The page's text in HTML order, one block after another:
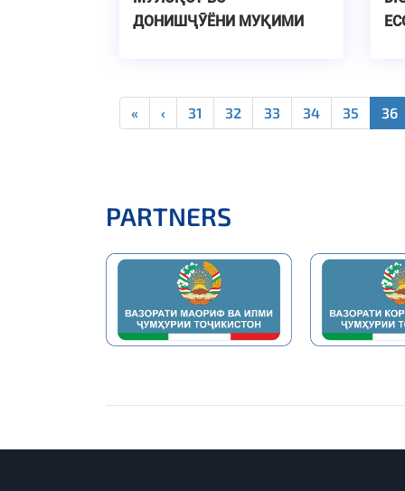
ДОНИШҶӮЁНИ МУҚИМИ
« ‹ 31 32 33 34 35 36
PARTNERS